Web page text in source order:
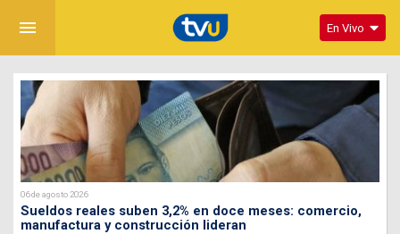
menu En Vivo
06 de agosto 2026
Sueldos reales suben 3,2% en doce meses: comercio,
manufactura y construcción lideran